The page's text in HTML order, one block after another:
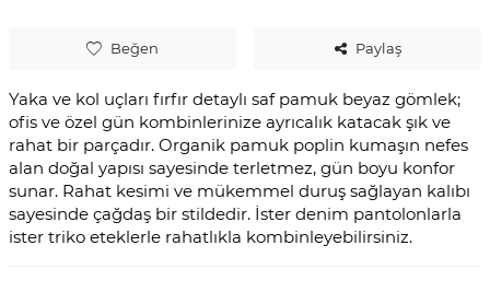
Beğen Paylaş
Yaka ve kol uçları fırfır detaylı saf pamuk beyaz gömlek;
ofis ve özel gün kombinlerinize ayrıcalık katacak şık ve
rahat bir parçadır. Organik pamuk poplin kumaşın nefes
alan doğal yapısı sayesinde terletmez, gün boyu konfor
sunar. Rahat kesimi ve mükemmel duruş sağlayan kalıbı
sayesinde çağdaş bir stildedir. İster denim pantolonlarla
ister triko eteklerle rahatlıkla kombinleyebilirsiniz.